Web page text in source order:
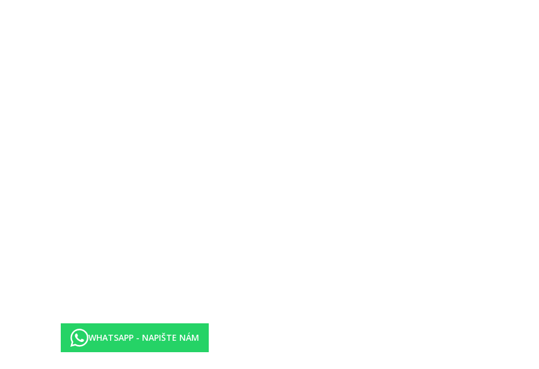
minibarem (případně za poplatek), internetem (zdarma), sejfem (případně za poplatek) a kabel. TV a také individuálně regulovatelnou
minibarem (případně za poplatek), internetem (zdarma), sejfem (případně za poplatek) a kabel. TV a také individuálně regulovatelnou
minibarem (případně za poplatek), internetem (zdarma), sejfem (případně za poplatek) a kabel. TV a také individuálně regulovatelnou
WHATSAPP - NAPIŠTE NÁM